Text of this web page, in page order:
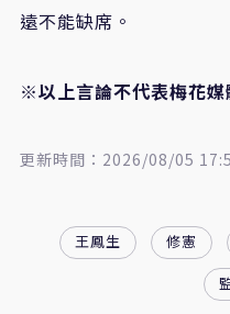
遠不能缺席。
※以上言論不代表梅花
更新時間：2026/08/05
王鳳生 修憲